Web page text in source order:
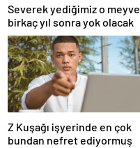
Severek yediğimiz o meyve
birkaç yıl sonra yok olacak
Z Kuşağı işyerinde en çok
bundan nefret ediyormuş